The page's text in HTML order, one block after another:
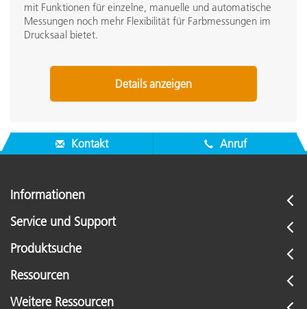
mit Funktionen für einzelne, manuelle und automatische
Messungen noch mehr Flexibilität für Farbmessungen im
Drucksaal bietet.
Details anzeigen
Kontakt Anruf
Informationen
Service und Support
Produktsuche
Ressourcen
Weitere Ressourcen